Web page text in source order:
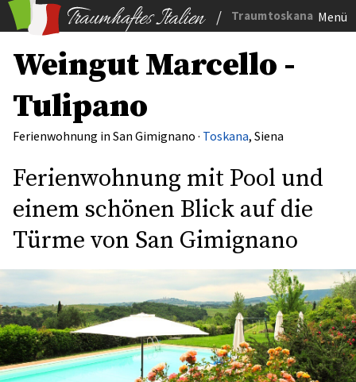
/ Traumtoskana Menü
Weingut Marcello -
Tulipano
Ferienwohnung in San Gimignano · Toskana, Siena
Ferienwohnung mit Pool und
einem schönen Blick auf die
Türme von San Gimignano